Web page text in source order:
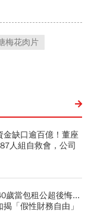
梅花肉片
缺口逾百億！董座
人組自救會，公司
歲當包租公超後悔...
「假性財務自由」